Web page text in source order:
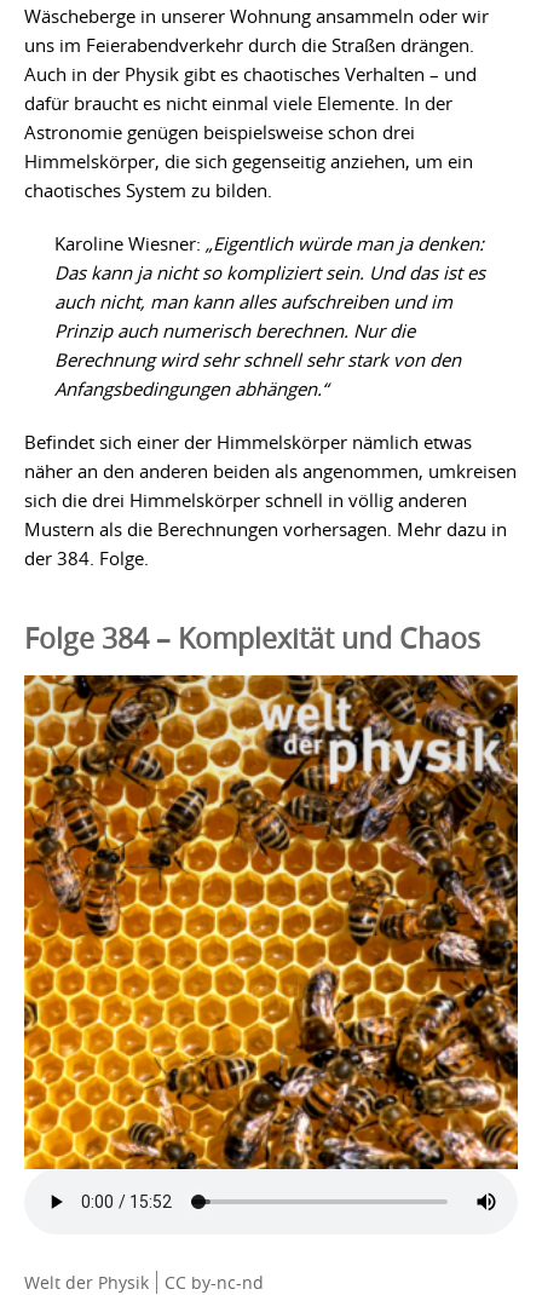
Wäscheberge in unserer Wohnung ansammeln oder wir
uns im Feierabendverkehr durch die Straßen drängen.
Auch in der Physik gibt es chaotisches Verhalten – und
dafür braucht es nicht einmal viele Elemente. In der
Astronomie genügen beispielsweise schon drei
Himmelskörper, die sich gegenseitig anziehen, um ein
chaotisches System zu bilden.
Karoline Wiesner: „Eigentlich würde man ja denken:
Das kann ja nicht so kompliziert sein. Und das ist es
auch nicht, man kann alles aufschreiben und im
Prinzip auch numerisch berechnen. Nur die
Berechnung wird sehr schnell sehr stark von den
Anfangsbedingungen abhängen.“
Befindet sich einer der Himmelskörper nämlich etwas
näher an den anderen beiden als angenommen, umkreisen
sich die drei Himmelskörper schnell in völlig anderen
Mustern als die Berechnungen vorhersagen. Mehr dazu in
der 384. Folge.
Folge 384 – Komplexität und Chaos
Welt der Physik CC by-nc-nd